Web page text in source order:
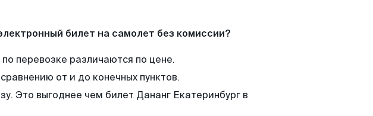
билет на самолет без комиссии?
перевозке различаются по цене.
от и до конечных пунктов.
Это выгоднее чем билет Дананг Екатеринбург в